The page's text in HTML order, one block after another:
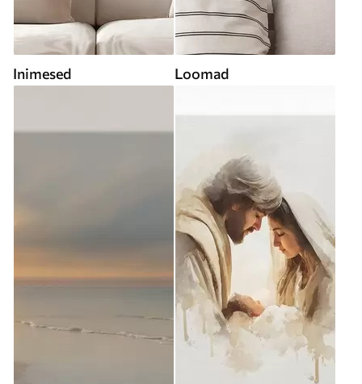
Inimesed Loomad